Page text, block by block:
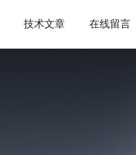
技术文章 在线留言